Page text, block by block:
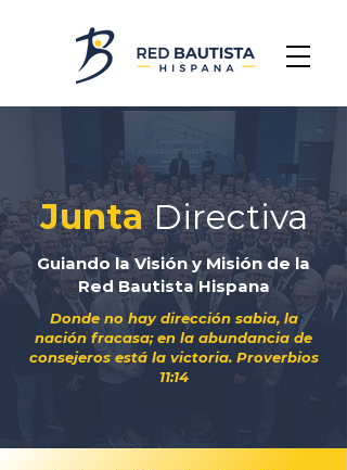
Junta Directiva
Guiando la Visión y Misión de la
Red Bautista Hispana
Donde no hay dirección sabia, la
nación fracasa; en la abundancia de
consejeros está la victoria. Proverbios
11:14